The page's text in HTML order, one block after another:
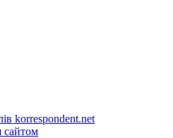
korrespondent.net
сайтом